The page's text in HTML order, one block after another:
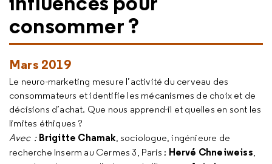
consommer ?
Mars 2019
Le neuro-marketing mesure l’activité du cerveau des
consommateurs et identifie les mécanismes de choix et de
décisions d’achat. Que nous apprend-il et quelles en sont les
limites éthiques ?
Avec : Brigitte Chamak, sociologue, ingénieure de
recherche Inserm au Cermes 3, Paris ; Hervé Chneiweiss,